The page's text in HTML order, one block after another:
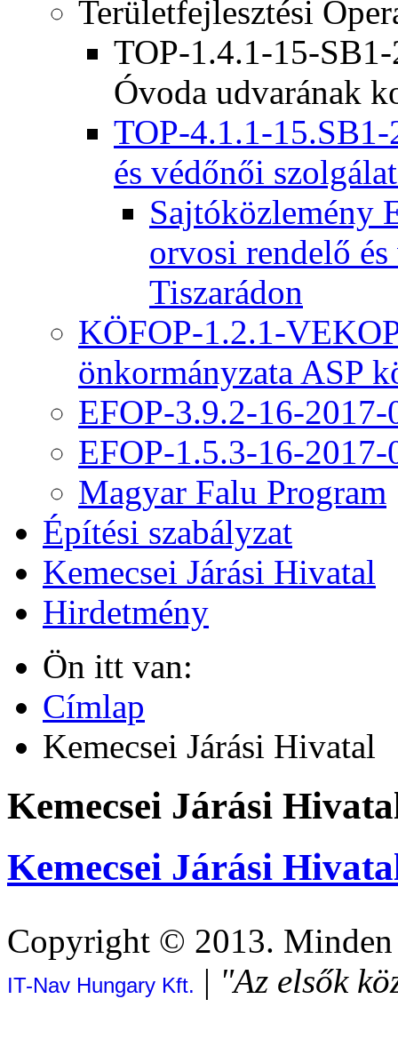
Területfejlesztési
TOP-1.4.1-15-
Óvoda udvarának
TOP-4.1.1-
és védőnői
Sajtóközlemény
orvosi rendelő
Tiszarádon
KÖFOP-1.2.1-
önkormányzata ASP
EFOP-3.9.2-16-2017-
EFOP-1.5.3-16-2017-
Magyar Falu Program
Építési szabályzat
Kemecsei Járási Hivatal
Hirdetmény
Ön itt van:
Címlap
Kemecsei Járási Hivatal
Kemecsei Járási
Kemecsei Járási
Copyright © 2013.
IT-Nav Hungary Kft. | "Az elsők